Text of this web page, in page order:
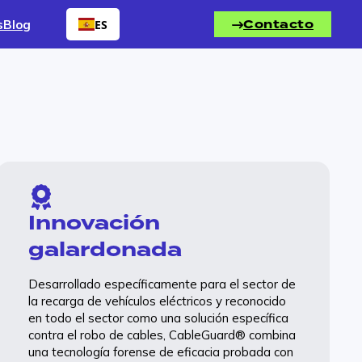
los líderes construyen a buen
ritmo estaciones de recarga
de vehículos eléctricos
rentables
El mercado de la recarga de vehículos
eléctricos ha dejado de premiar a quien
construye más rápido y ha empezado a
premiar a quien construye mejor. Los
operadores que están tomando la
Blog Contacto
ES
Innovación
galardonada
Desarrollado específicamente para el sector de
la recarga de vehículos eléctricos y reconocido
en todo el sector como una solución específica
contra el robo de cables, CableGuard® combina
una tecnología forense de eficacia probada con